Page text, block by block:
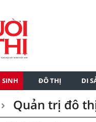
SINH ĐÔ THỊ DI
Quản trị đô